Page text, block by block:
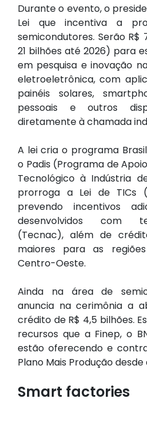
Durante o evento, o
Lei que incentiva a
semicondutores. Serão R$
21 bilhões até 2026) para
em pesquisa e inovação
eletroeletrônica, com
painéis solares,
pessoais e outros
diretamente à chamada
A lei cria o programa
o Padis (Programa de
Tecnológico à Indústria
prorroga a Lei de TICs
prevendo incentivos
desenvolvidos com
(Tecnac), além de
maiores para as
Centro-Oeste.
Ainda na área de
anuncia na cerimônia a
crédito de R$ 4,5 bilhões.
recursos que a Finep, o
estão oferecendo e
Plano Mais Produção
Smart factories